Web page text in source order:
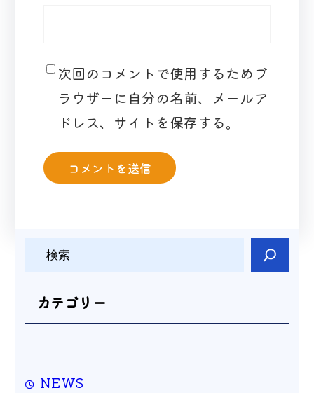
次回のコメントで使用するためブ
ラウザーに自分の名前、メールア
ドレス、サイトを保存する。
カテゴリー
NEWS